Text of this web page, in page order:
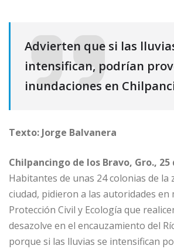
Advierten que si las
intensifican, podrían
inundaciones en
Texto: Jorge Balvanera
Chilpancingo de los Bravo, Gro., 25
Habitantes de unas 24 colonias de la
ciudad, pidieron a las autoridades en
Protección Civil y Ecología que
desazolve en el encauzamiento del
porque si las lluvias se intensifican